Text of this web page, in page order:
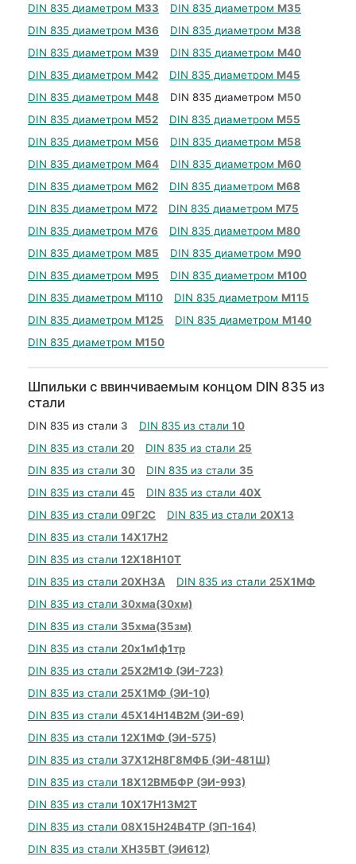
DIN 835 диаметром М33 DIN 835 диаметром М35
DIN 835 диаметром М36 DIN 835 диаметром М38
DIN 835 диаметром М39 DIN 835 диаметром М40
DIN 835 диаметром М42 DIN 835 диаметром М45
DIN 835 диаметром М48 DIN 835 диаметром М50
DIN 835 диаметром М52 DIN 835 диаметром М55
DIN 835 диаметром М56 DIN 835 диаметром М58
DIN 835 диаметром М64 DIN 835 диаметром М60
DIN 835 диаметром М62 DIN 835 диаметром М68
DIN 835 диаметром М72 DIN 835 диаметром М75
DIN 835 диаметром М76 DIN 835 диаметром М80
DIN 835 диаметром М85 DIN 835 диаметром М90
DIN 835 диаметром М95 DIN 835 диаметром М100
DIN 835 диаметром М110 DIN 835 диаметром М115
DIN 835 диаметром М125 DIN 835 диаметром М140
DIN 835 диаметром М150
Шпильки с ввинчиваемым концом DIN 835 из
стали
DIN 835 из стали 3 DIN 835 из стали 10
DIN 835 из стали 20 DIN 835 из стали 25
DIN 835 из стали 30 DIN 835 из стали 35
DIN 835 из стали 45 DIN 835 из стали 40Х
DIN 835 из стали 09Г2С DIN 835 из стали 20Х13
DIN 835 из стали 14Х17Н2
DIN 835 из стали 12Х18Н10Т
DIN 835 из стали 20ХН3А DIN 835 из стали 25Х1МФ
DIN 835 из стали 30хма(30хм)
DIN 835 из стали 35хма(35зм)
DIN 835 из стали 20х1м1ф1тр
DIN 835 из стали 25Х2М1Ф (ЭИ-723)
DIN 835 из стали 25Х1МФ (ЭИ-10)
DIN 835 из стали 45Х14Н14В2М (ЭИ-69)
DIN 835 из стали 12Х1МФ (ЭИ-575)
DIN 835 из стали 37Х12Н8Г8МФБ (ЭИ-481Ш)
DIN 835 из стали 18Х12ВМБФР (ЭИ-993)
DIN 835 из стали 10Х17Н13М2Т
DIN 835 из стали 08Х15Н24В4ТР (ЭП-164)
DIN 835 из стали ХН35ВТ (ЭИ612)